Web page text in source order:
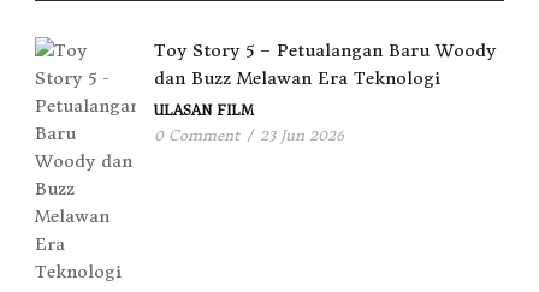
Toy Story 5 – Petualangan Baru Woody
dan Buzz Melawan Era Teknologi
ULASAN FILM
0 Comment / 23 Jun 2026